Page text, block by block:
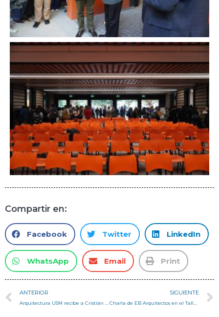
Compartir en:
Facebook Twitter LinkedIn
WhatsApp Email Print
ANTERIOR SIGUIENTE